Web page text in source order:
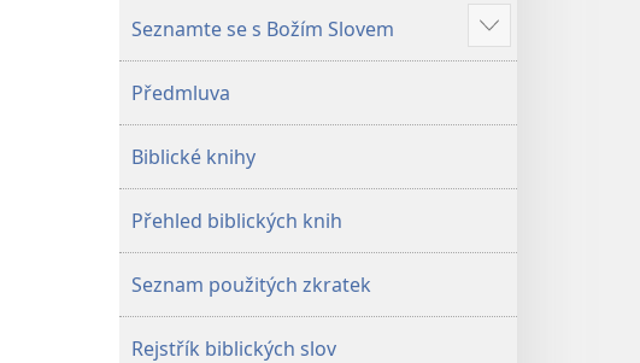
nového
světa
nového
světa
Seznamte se s Božím Slovem
Ukázat
více
Předmluva
Biblické knihy
Přehled biblických knih
Seznam použitých zkratek
Rejstřík biblických slov